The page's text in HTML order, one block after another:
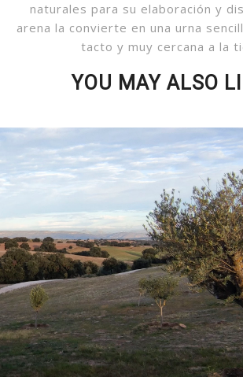
naturales para su elaboración y
arena la convierte en una urna
tacto y muy cercana a la
YOU MAY ALSO